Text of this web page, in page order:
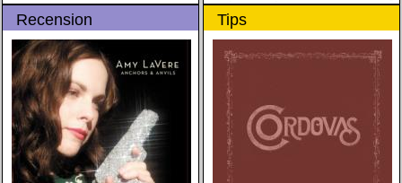
som släpps i höst.
artisters alster
Recension Tips